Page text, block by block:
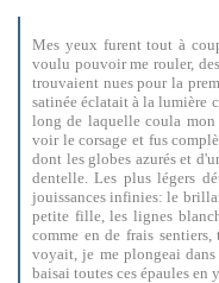
Mes yeux furent tout à
voulu pouvoir me rouler,
trouvaient nues pour la
satinée éclatait à la lumière
long de laquelle coula mon
voir le corsage et fus
dont les globes azurés et
dentelle. Les plus légers
jouissances infinies: le
petite fille, les lignes
comme en de frais
voyait, je me plongeai
baisai toutes ces épaules en